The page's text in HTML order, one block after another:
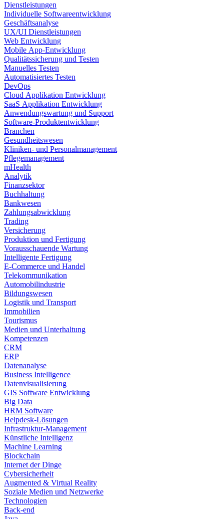
Dienstleistungen
Individuelle Softwareentwicklung
Geschäftsanalyse
UX/UI Dienstleistungen
Web Entwicklung
Mobile App-Entwicklung
Qualitätssicherung und Testen
Manuelles Testen
Automatisiertes Testen
DevOps
Cloud Applikation Entwicklung
SaaS Applikation Entwicklung
Anwendungswartung und Support
Software-Produktentwicklung
Branchen
Gesundheitswesen
Kliniken- und Personalmanagement
Pflegemanagement
mHealth
Analytik
Finanzsektor
Buchhaltung
Bankwesen
Zahlungsabwicklung
Trading
Versicherung
Produktion und Fertigung
Vorausschauende Wartung
Intelligente Fertigung
E-Commerce und Handel
Telekommunikation
Automobilindustrie
Bildungswesen
Logistik und Transport
Immobilien
Tourismus
Medien und Unterhaltung
Kompetenzen
CRM
ERP
Datenanalyse
Business Intelligence
Datenvisualisierung
GIS Software Entwicklung
Big Data
HRM Software
Helpdesk-Lösungen
Infrastruktur-Management
Künstliche Intelligenz
Machine Learning
Blockchain
Internet der Dinge
Cybersicherheit
Augmented & Virtual Reality
Soziale Medien und Netzwerke
Technologien
Back-end